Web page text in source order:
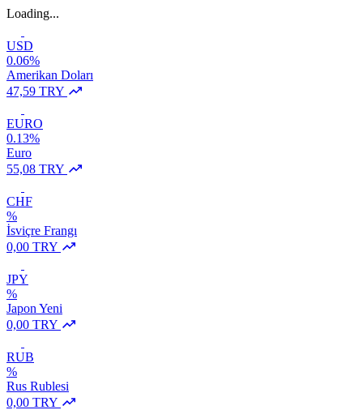
Loading...
USD
0.06%
Amerikan Doları
47,59 TRY
EURO
0.13%
Euro
55,08 TRY
CHF
%
İsviçre Frangı
0,00 TRY
JPY
%
Japon Yeni
0,00 TRY
RUB
%
Rus Rublesi
0,00 TRY